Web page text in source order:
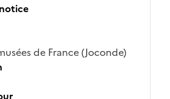
de France (Joconde)